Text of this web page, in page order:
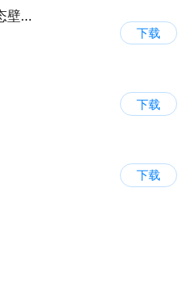
wallpaper动态壁纸4K
下载
下载
下载